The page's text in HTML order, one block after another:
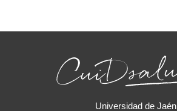
Universidad de Jaén